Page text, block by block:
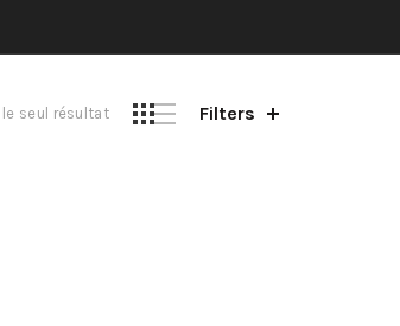
le seul résultat Filters